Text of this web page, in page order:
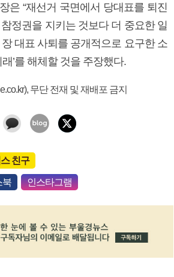
은 “재선거 국면에서 당대표를 퇴진
정권을 지키는 것보다 더 중요한 일
대표 사퇴를 공개적으로 요구한 소
’를 해체할 것을 주장했다.
무단 전재 및 재배포 금지
친구
북 인스타그램